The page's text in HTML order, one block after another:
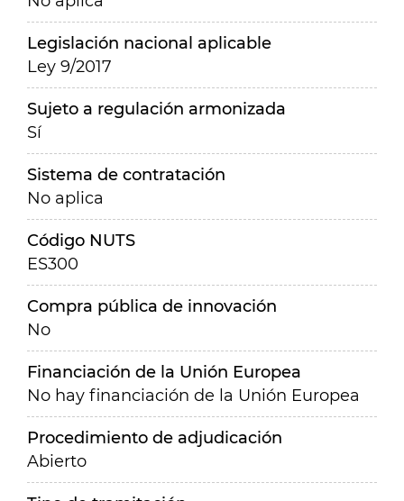
Legislación nacional aplicable
Ley 9/2017
Sujeto a regulación armonizada
Sí
Sistema de contratación
No aplica
Código NUTS
ES300
Compra pública de innovación
No
Financiación de la Unión Europea
No hay financiación de la Unión Europea
Procedimiento de adjudicación
Abierto